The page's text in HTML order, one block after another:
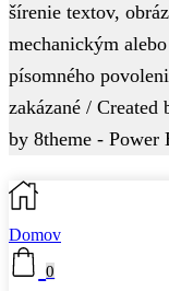
šírenie textov,
mechanickým
písomného
zakázané /
by 8theme - Power
Domov
0